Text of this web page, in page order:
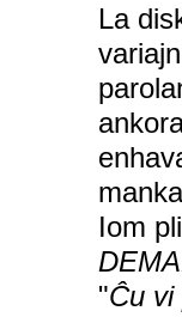
La
Iom
"Ĉu vi